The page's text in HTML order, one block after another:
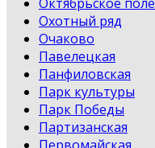
Октябрьское поле
Охотный ряд
Очаково
Павелецкая
Панфиловская
Парк культуры
Парк Победы
Партизанская